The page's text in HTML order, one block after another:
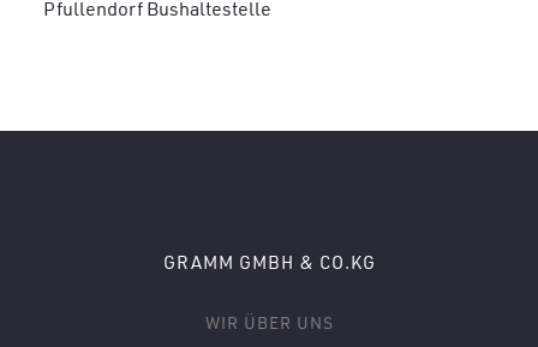
Pfullendorf Bushaltestelle
GRAMM GMBH & CO.KG
WIR ÜBER UNS